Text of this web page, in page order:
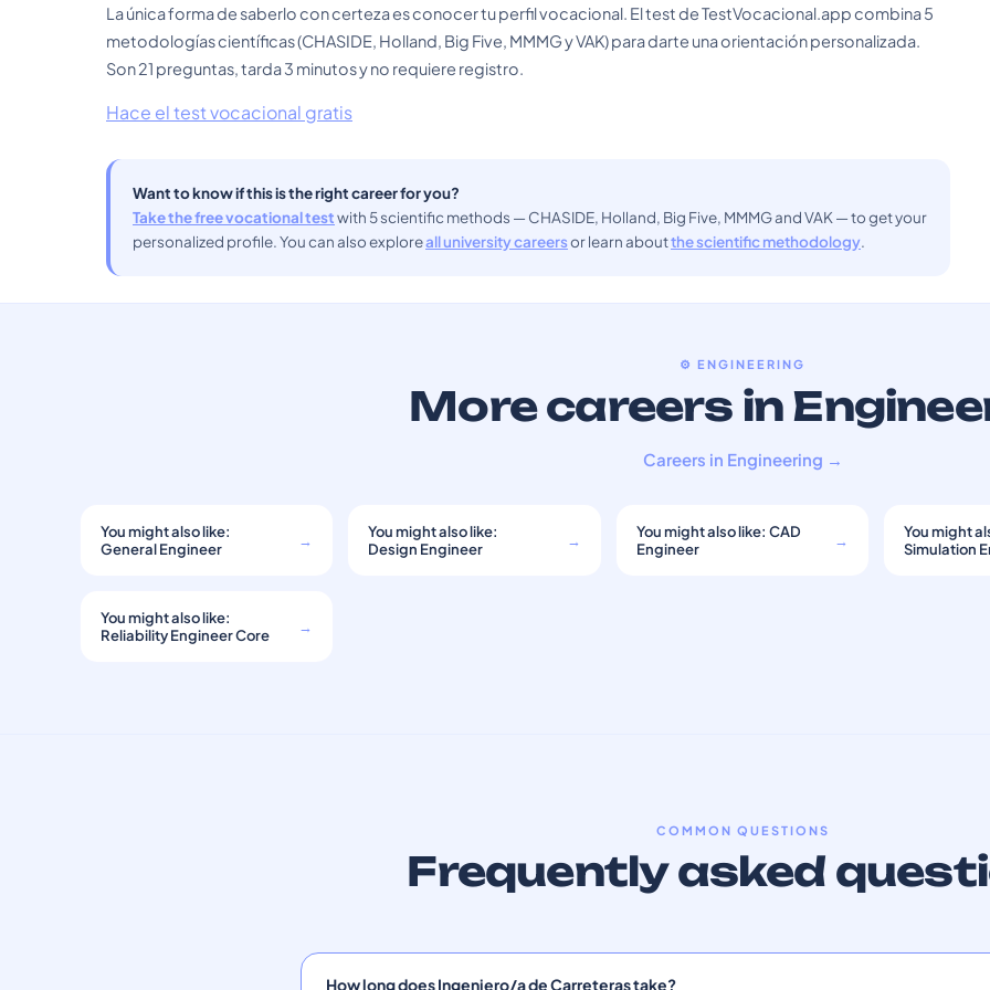
La única forma de saberlo con certeza es conocer tu perfil vocacional. El test de TestVocacional.app combina 5
metodologías científicas (CHASIDE, Holland, Big Five, MMMG y VAK) para darte una orientación personalizada.
Son 21 preguntas, tarda 3 minutos y no requiere registro.
Hace el test vocacional gratis
Want to know if this is the right career for you?
Take the free vocational testwith 5 scientific methods — CHASIDE, Holland, Big Five, MMMG and VAK — to get your
personalized profile. You can also exploreall university careersor learn aboutthe scientific methodology.
⚙️ ENGINEERING
More careers in
Careers in Engineering →
You might also like:
General Engineer
→
You might also like:
Design Engineer
→
You might also like: CAD
Engineer
→
You might
Simulation
You might also like:
Reliability Engineer Core
→
COMMON QUESTIONS
Frequently asked
How long does Ingeniero/a de Carreteras take?